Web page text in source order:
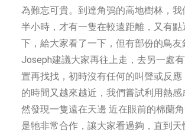
為難忘可貴。到達角鴞的高地樹林，我
半小時，才有一隻在較遠距離，又有點
下，給大家看了一下，但有部份的鳥友
Joseph建議大家再往上走，去另一處
置再找找，初時沒有任何的叫聲或反應
的時間又越來越近，我們嘗試利用熱感
然發現一隻遠在天邊 近在眼前的棉蘭
是牠非常合作，讓大家看過夠，直到天